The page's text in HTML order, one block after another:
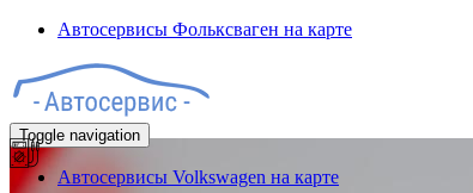
Автосервисы Фольксваген на карте
Toggle navigation
Автосервисы Volkswagen на карте